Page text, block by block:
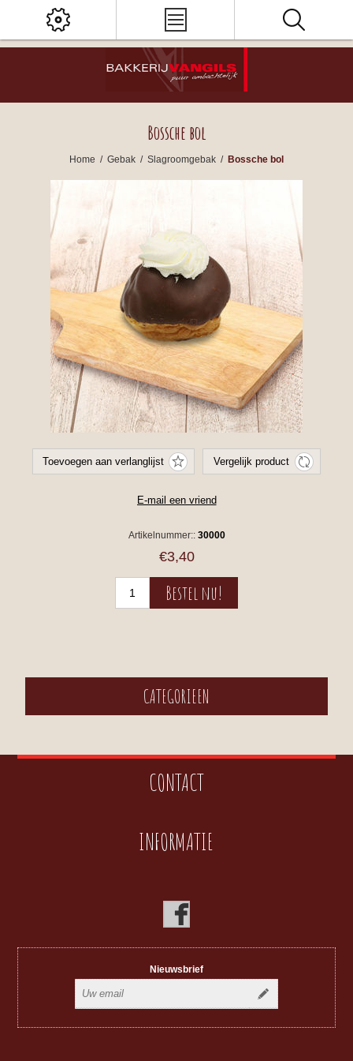
Bossche bol
Home / Gebak / Slagroomgebak / Bossche bol
Artikelnummer:: 30000
€3,40
CATEGORIEEN
CONTACT
INFORMATIE
Nieuwsbrief